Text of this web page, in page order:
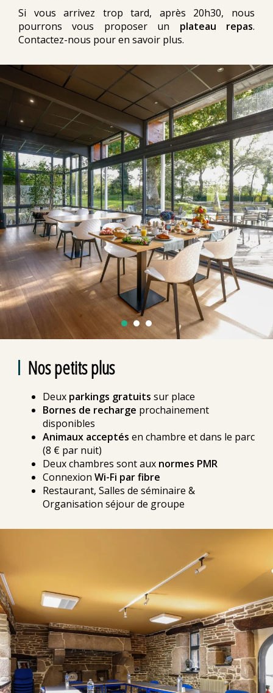
Si vous arrivez trop tard, après 20h30, nous
pourrons vous proposer un plateau repas.
Contactez-nous pour en savoir plus.
Nos petits plus
Deux parkings gratuits sur place
Bornes de recharge prochainement
disponibles
Animaux acceptés en chambre et dans le parc
(8 € par nuit)
Deux chambres sont aux normes PMR
Connexion Wi-Fi par fibre
Restaurant, Salles de séminaire &
Organisation séjour de groupe